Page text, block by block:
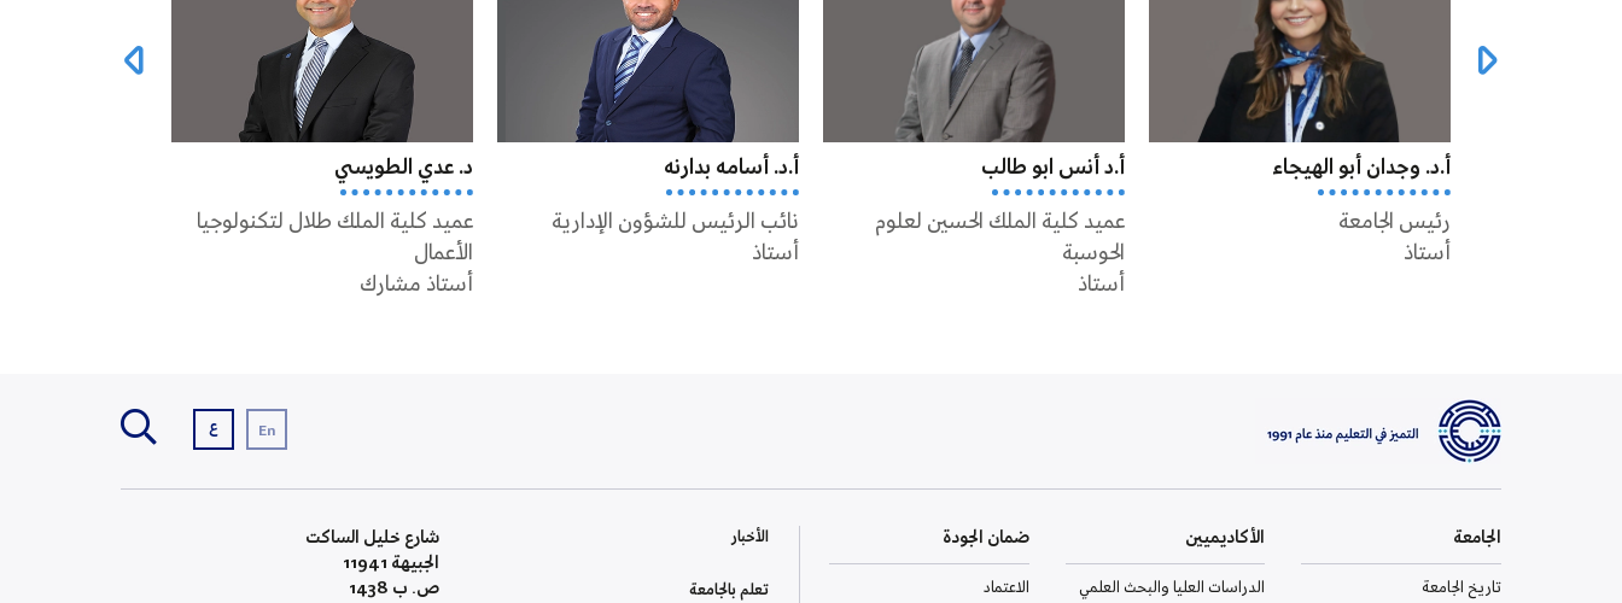
أ.د. وجدان أبو الهيجاء
رئيس الجامعة
أستاذ
أ.د أنس ابو طالب
عميد كلية الملك الحسين لعلوم
الحوسبة
أستاذ
أ.د. أسامه بدارنه
نائب الرئيس للشؤون الإدارية
أستاذ
د. عدي الطويسي
عميد كلية الملك طلال لتكنولوجيا
الأعمال
أستاذ مشارك
En ع
الجامعة
تاريخ الجامعة
الأكاديميين
الدراسات العليا والبحث العلمي
ضمان الجودة
الاعتماد
الأخبار
تعلم بالجامعة
شارع خليل الساكت
الجبيهة 11941
ص. ب 1438